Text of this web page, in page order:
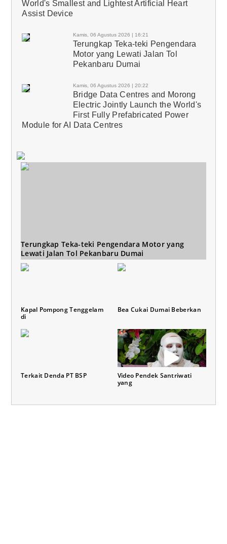
World's Smallest and Lightest Artificial Heart
Assist Device
Kamis, 06 Agustus 2026 | 16:21
Terungkap Teka-teki Pengendara
Motor yang Lewati Jalan Tol
Pekanbaru Dumai
Kamis, 06 Agustus 2026 | 20:22
Bridge Data Centres and Morong
Electric Jointly Launch the World's
First Fully Prefabricated Power
Module for AI Data Centres
Terungkap Teka-teki Pengendara Motor yang
Lewati Jalan Tol Pekanbaru Dumai
Kapal Pompong Tenggelam
di
Bea Cukai Dumai Beberkan
Terkait Denda PT BSP
Video Pendek Santriwati
yang